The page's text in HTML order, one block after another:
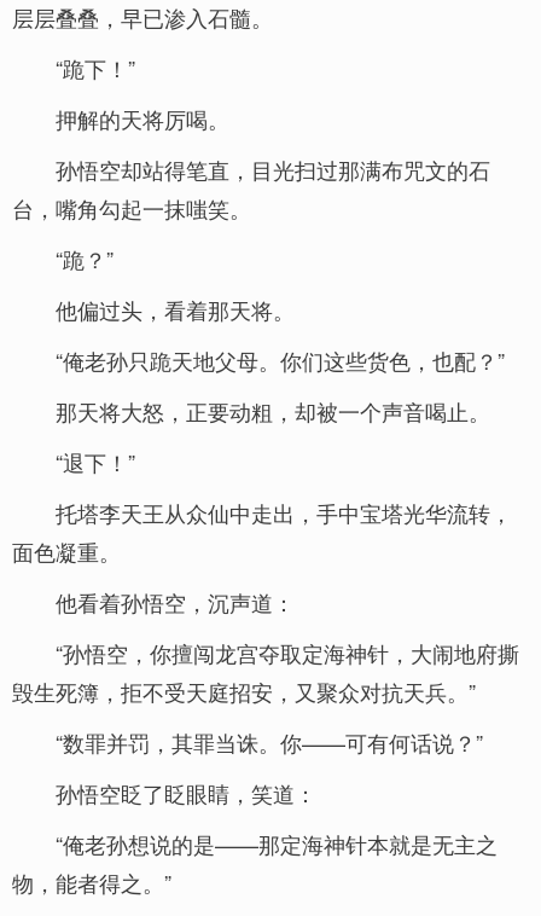
层层叠叠，早已渗入石髓。
“跪下！”
押解的天将厉喝。
孙悟空却站得笔直，目光扫过那满布咒文的石
台，嘴角勾起一抹嗤笑。
“跪？”
他偏过头，看着那天将。
“俺老孙只跪天地父母。你们这些货色，也配？”
那天将大怒，正要动粗，却被一个声音喝止。
“退下！”
托塔李天王从众仙中走出，手中宝塔光华流转，
面色凝重。
他看着孙悟空，沉声道：
“孙悟空，你擅闯龙宫夺取定海神针，大闹地府撕
毁生死簿，拒不受天庭招安，又聚众对抗天兵。”
“数罪并罚，其罪当诛。你——可有何话说？”
孙悟空眨了眨眼睛，笑道：
“俺老孙想说的是——那定海神针本就是无主之
物，能者得之。”